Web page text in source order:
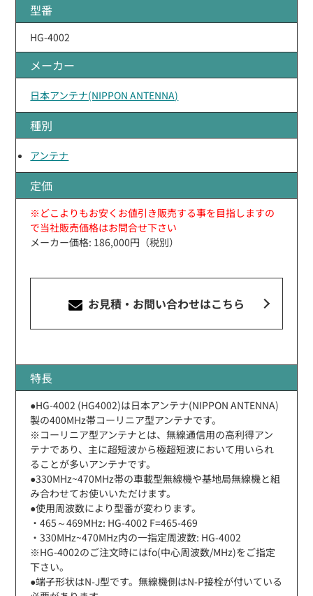
型番
HG-4002
メーカー
日本アンテナ(NIPPON ANTENNA)
種別
アンテナ
定価
※どこよりもお安くお値引き販売する事を目指しますの
で当社販売価格はお問合せ下さい
メーカー価格: 186,000円（税別）
お見積・お問い合わせはこちら
特長
●HG-4002 (HG4002)は日本アンテナ(NIPPON ANTENNA)
製の400MHz帯コーリニア型アンテナです。
※コーリニア型アンテナとは、無線通信用の高利得アン
テナであり、主に超短波から極超短波において用いられ
ることが多いアンテナです。
●330MHz~470MHz帯の車載型無線機や基地局無線機と組
み合わせてお使いいただけます。
●使用周波数により型番が変わります。
・465～469MHz: HG-4002 F=465-469
・330MHz~470MHz内の一指定周波数: HG-4002
※HG-4002のご注文時にはfo(中心周波数/MHz)をご指定
下さい。
●端子形状はN-J型です。無線機側はN-P接栓が付いている